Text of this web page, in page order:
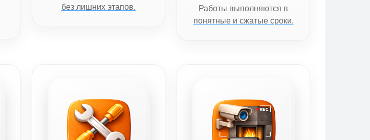
без лишних этапов.
Работы выполняются в
понятные и сжатые сроки.